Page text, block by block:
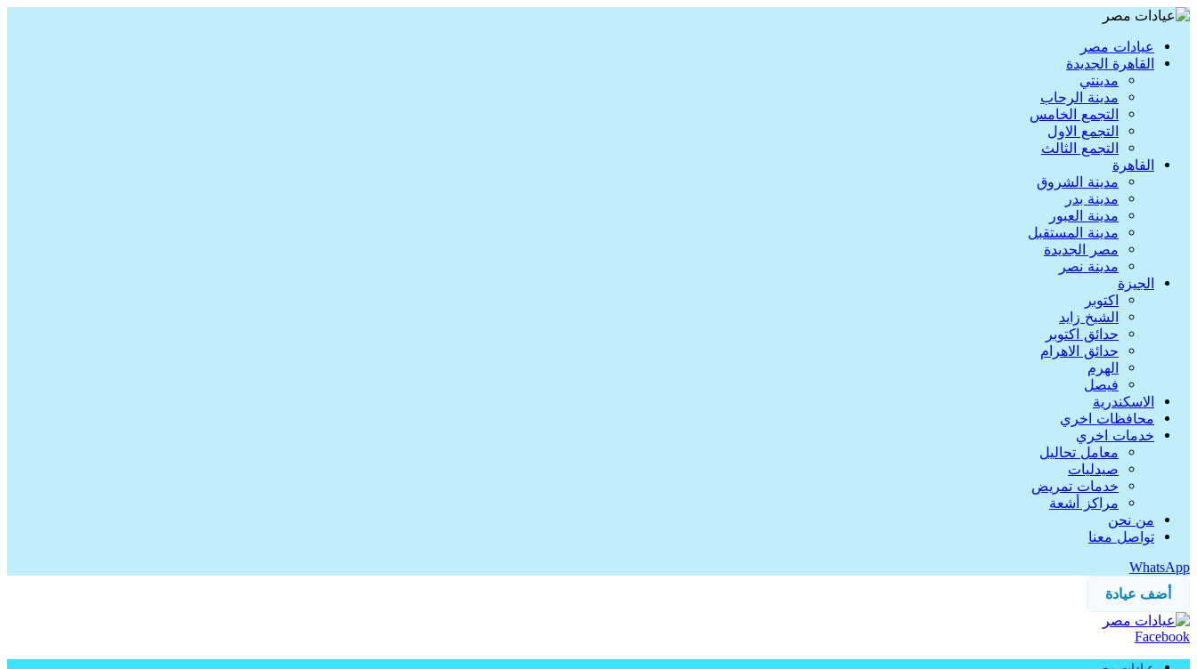
عيادات مصر
القاهرة الجديدة
مدينتي
مدينة الرحاب
التجمع الخامس
التجمع الاول
التجمع الثالث
القاهرة
مدينة الشروق
مدينة بدر
مدينة العبور
مدينة المستقبل
مصر الجديدة
مدينة نصر
الجيزة
اكتوبر
الشيخ زايد
حدائق اكتوبر
حدائق الاهرام
الهرم
فيصل
الاسكندرية
محافظات اخري
خدمات اخري
معامل تحاليل
صيدليات
خدمات تمريض
مراكز أشعة
من نحن
تواصل معنا
WhatsApp
أضف عيادة
Facebook